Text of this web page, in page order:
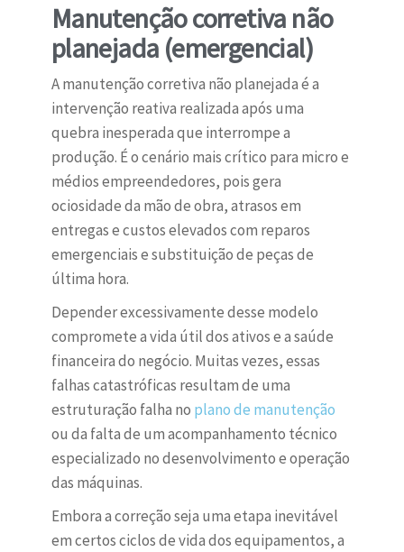
Manutenção corretiva não
planejada (emergencial)
A manutenção corretiva não planejada é a
intervenção reativa realizada após uma
quebra inesperada que interrompe a
produção. É o cenário mais crítico para micro e
médios empreendedores, pois gera
ociosidade da mão de obra, atrasos em
entregas e custos elevados com reparos
emergenciais e substituição de peças de
última hora.
Depender excessivamente desse modelo
compromete a vida útil dos ativos e a saúde
financeira do negócio. Muitas vezes, essas
falhas catastróficas resultam de uma
estruturação falha no plano de manutenção
ou da falta de um acompanhamento técnico
especializado no desenvolvimento e operação
das máquinas.
Embora a correção seja uma etapa inevitável
em certos ciclos de vida dos equipamentos, a